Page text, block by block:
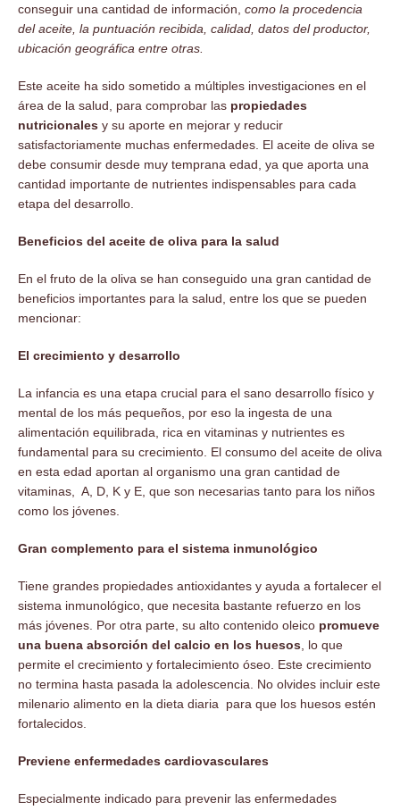
conseguir una cantidad de información, como la procedencia
del aceite, la puntuación recibida, calidad, datos del productor,
ubicación geográfica entre otras.
Este aceite ha sido sometido a múltiples investigaciones en el
área de la salud, para comprobar las propiedades
nutricionales y su aporte en mejorar y reducir
satisfactoriamente muchas enfermedades. El aceite de oliva se
debe consumir desde muy temprana edad, ya que aporta una
cantidad importante de nutrientes indispensables para cada
etapa del desarrollo.
Beneficios del aceite de oliva para la salud
En el fruto de la oliva se han conseguido una gran cantidad de
beneficios importantes para la salud, entre los que se pueden
mencionar:
El crecimiento y desarrollo
La infancia es una etapa crucial para el sano desarrollo físico y
mental de los más pequeños, por eso la ingesta de una
alimentación equilibrada, rica en vitaminas y nutrientes es
fundamental para su crecimiento. El consumo del aceite de oliva
en esta edad aportan al organismo una gran cantidad de
vitaminas, A, D, K y E, que son necesarias tanto para los niños
como los jóvenes.
Gran complemento para el sistema inmunológico
Tiene grandes propiedades antioxidantes y ayuda a fortalecer el
sistema inmunológico, que necesita bastante refuerzo en los
más jóvenes. Por otra parte, su alto contenido oleico promueve
una buena absorción del calcio en los huesos , lo que
permite el crecimiento y fortalecimiento óseo. Este crecimiento
no termina hasta pasada la adolescencia. No olvides incluir este
milenario alimento en la dieta diaria para que los huesos estén
fortalecidos.
Previene enfermedades cardiovasculares
Especialmente indicado para prevenir las enfermedades